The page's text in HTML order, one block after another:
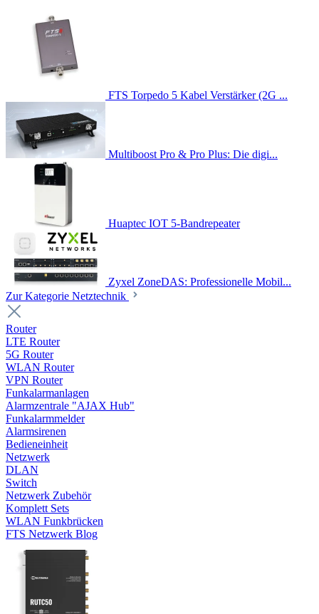
FTS Torpedo 5 Kabel Verstärker (2G ...
Multiboost Pro & Pro Plus: Die digi...
Huaptec IOT 5-Bandrepeater
Zyxel ZoneDAS: Professionelle Mobil...
Zur Kategorie Netztechnik
Router
LTE Router
5G Router
WLAN Router
VPN Router
Funkalarmanlagen
Alarmzentrale "AJAX Hub"
Funkalarmmelder
Alarmsirenen
Bedieneinheit
Netzwerk
DLAN
Switch
Netzwerk Zubehör
Komplett Sets
WLAN Funkbrücken
FTS Netzwerk Blog